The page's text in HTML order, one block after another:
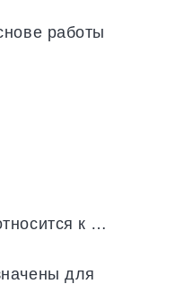
работы
к …
для